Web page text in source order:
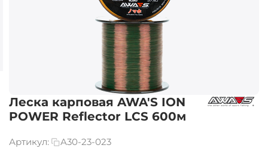
Леска карповая AWA'S ION
POWER Reflector LCS 600м
Артикул:
A30-23-023